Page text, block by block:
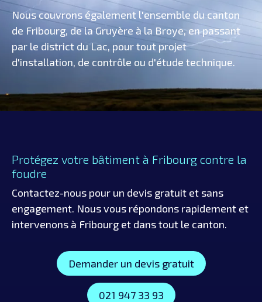
Nous couvrons également l'ensemble du canton
de Fribourg, de la Gruyère à la Broye, en passant
par le district du Lac, pour tout projet
d'installation, de contrôle ou d'étude technique.
Protégez votre bâtiment à Fribourg contre la
foudre
Contactez-nous pour un devis gratuit et sans
engagement. Nous vous répondons rapidement et
intervenons à Fribourg et dans tout le canton.
Demander un devis gratuit
021 947 33 93